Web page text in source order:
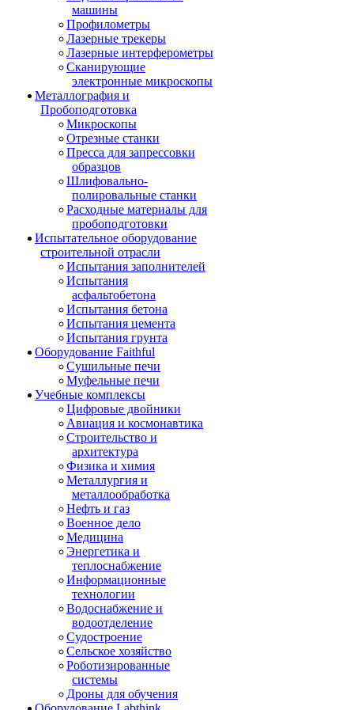
машины
Профилометры
Лазерные трекеры
Лазерные интерферометры
Сканирующие
электронные микроскопы
Металлография и
Пробоподготовка
Микроскопы
Отрезные станки
Пресса для запрессовки
образцов
Шлифовально-
полировальные станки
Расходные материалы для
пробоподготовки
Испытательное оборудование
строительной отрасли
Испытания заполнителей
Испытания
асфальтобетона
Испытания бетона
Испытания цемента
Испытания грунта
Оборудование Faithful
Сушильные печи
Муфельные печи
Учебные комплексы
Цифровые двойники
Авиация и космонавтика
Строительство и
архитектура
Физика и химия
Металлургия и
металлообработка
Нефть и газ
Военное дело
Медицина
Энергетика и
теплоснабжение
Информационные
технологии
Водоснабжение и
водоотделение
Судостроение
Сельское хозяйство
Роботизированные
системы
Дроны для обучения